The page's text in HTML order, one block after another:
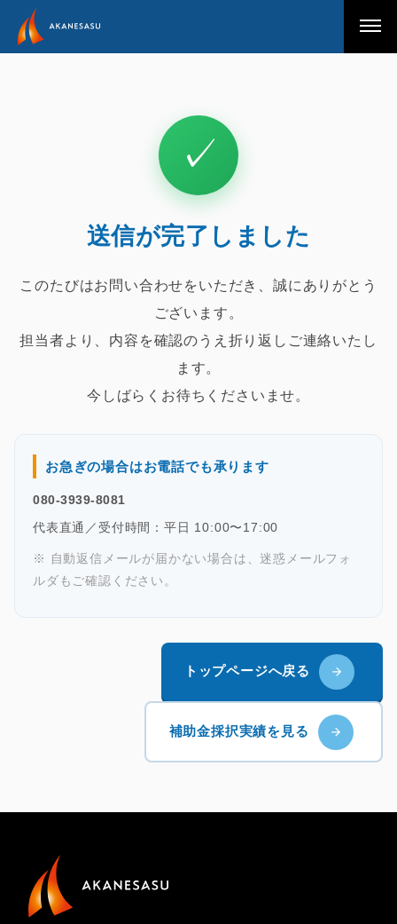
アカネサス
✓
送信が完了しました
このたびはお問い合わせをいただき、誠にありがとう
ございます。
担当者より、内容を確認のうえ折り返しご連絡いたし
ます。
今しばらくお待ちくださいませ。
お急ぎの場合はお電話でも承ります
080-3939-8081
代表直通／受付時間：平日 10:00〜17:00
※ 自動返信メールが届かない場合は、迷惑メールフォ
ルダもご確認ください。
トップページへ戻る
補助金採択実績を見る